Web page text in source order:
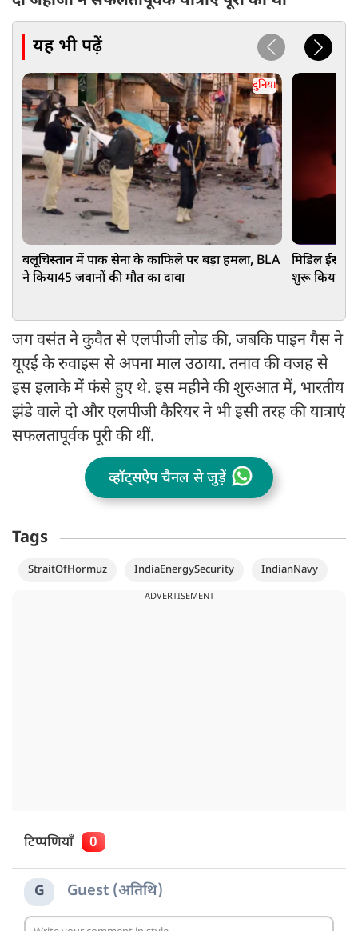
यह भी पढ़ें
दुनिया
बलूचिस्तान में पाक सेना के काफिले पर बड़ा हमला, BLA
ने किया45 जवानों की मौत का दावा
मिडिल ईस्ट
शुरू किया
जग वसंत ने कुवैत से एलपीजी लोड की, जबकि पाइन गैस ने
यूएई के रुवाइस से अपना माल उठाया. तनाव की वजह से
इस इलाके में फंसे हुए थे. इस महीने की शुरुआत में, भारतीय
झंडे वाले दो और एलपीजी कैरियर ने भी इसी तरह की यात्राएं
सफलतापूर्वक पूरी की थीं.
व्हॉट्सऐप चैनल से जुड़ें
Tags
StraitOfHormuz IndiaEnergySecurity IndianNavy
ADVERTISEMENT
टिप्पणियाँ 0
G Guest (अतिथि)